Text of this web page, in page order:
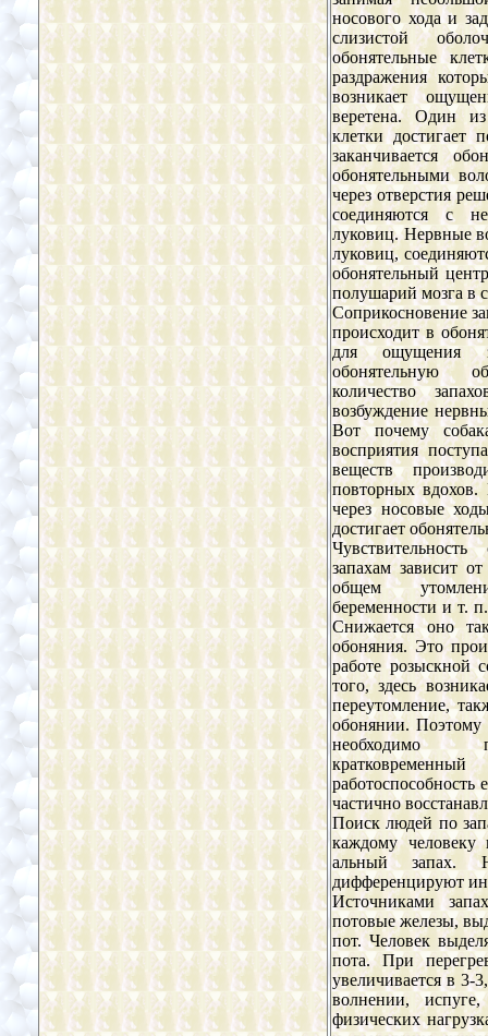
носового хода и
слизистой
обонятельные
раздражения
возникает
веретена. Один
клетки достигает
заканчивается
обонятельными
через отверстия
соединяются с
луковиц. Нервные
луковиц,
обонятельный
полушарий мозга в
Соприкосновение
происходит в
для ощущения
обонятельную
количество
возбуждение
Вот почему
восприятия
веществ
повторных вдохов.
через носовые
достигает
запахам зависит
общем
беременности и т.
Снижается оно
обоняния. Это
работе розыскной
того, здесь
переутомление,
обонянии. Поэтому
необходимо
работоспособность
частично
Поиск людей по
каждому человеку
альный запах.
дифференцируют
Источниками
потовые железы,
пот. Человек
пота. При
увеличивается в 3-
волнении,
физических